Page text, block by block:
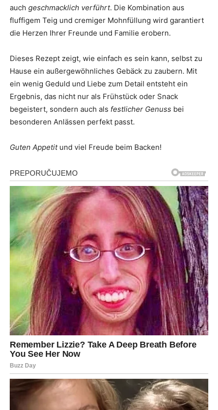
auch geschmacklich verführt. Die Kombination aus
fluffigem Teig und cremiger Mohnfüllung wird garantiert
die Herzen Ihrer Freunde und Familie erobern.
Dieses Rezept zeigt, wie einfach es sein kann, selbst zu
Hause ein außergewöhnliches Gebäck zu zaubern. Mit
ein wenig Geduld und Liebe zum Detail entsteht ein
Ergebnis, das nicht nur als Frühstück oder Snack
begeistert, sondern auch als festlicher Genuss bei
besonderen Anlässen perfekt passt.
Guten Appetitund viel Freude beim Backen!